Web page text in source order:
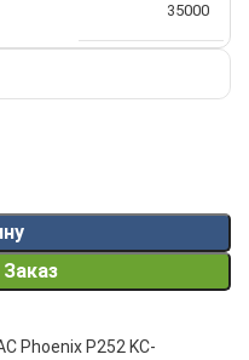
35000
Phoenix P252 KC-